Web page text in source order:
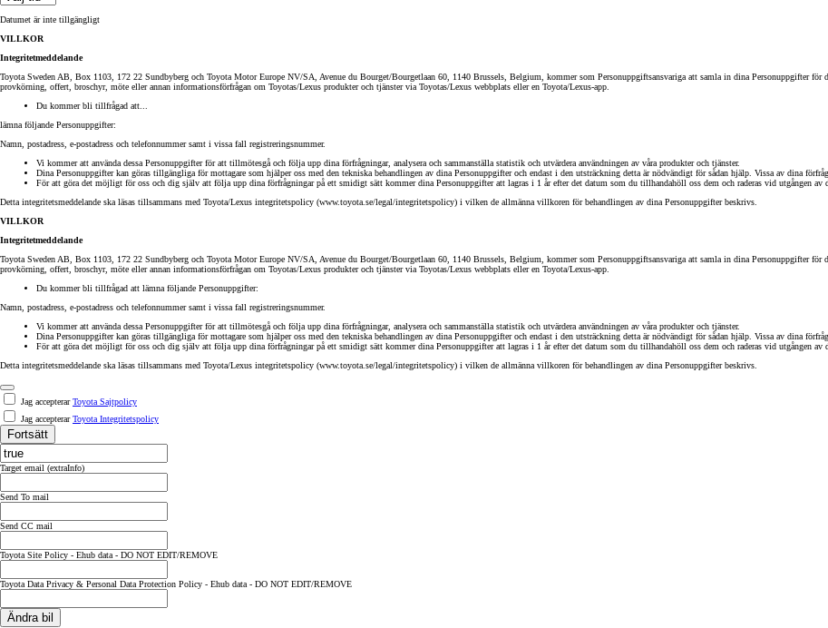
Från 360 900 kr
Från 3 548 kr/mån
Easy Billån
Från 3 450 kr/mån
Easy Billån
Toyota GR Supra
BENSIN
Datumet är inte tillgängligt
VILLKOR
Integritetmeddelande
Toyota Sweden AB, Box 1103, 172 22 Sundbyberg och Toyota Motor Europe NV/SA, Avenue du Bourget/Bourgetlaan 60, 1140 Brussels, Belgium, kommer som Personuppgiftsansvariga att samla in dina Personuppgifter för
provkörning, offert, broschyr, möte eller annan informationsförfrågan om Toyotas/Lexus produkter och tjänster via Toyotas/Lexus webbplats eller en Toyota/Lexus-app.
Du kommer bli tillfrågad att...
lämna följande Personuppgifter:
Namn, postadress, e-postadress och telefonnummer samt i vissa fall registreringsnummer.
Vi kommer att använda dessa Personuppgifter för att tillmötesgå och följa upp dina förfrågningar, analysera och sammanställa statistik och utvärdera användningen av våra produkter och tjänster.
Dina Personuppgifter kan göras tillgängliga för mottagare som hjälper oss med den tekniska behandlingen av dina Personuppgifter och endast i den utsträckning detta är nödvändigt för sådan hjälp. Vissa av dina
För att göra det möjligt för oss och dig själv att följa upp dina förfrågningar på ett smidigt sätt kommer dina Personuppgifter att lagras i 1 år efter det datum som du tillhandahöll oss dem och raderas vid utgången av
Detta integritetsmeddelande ska läsas tillsammans med Toyota/Lexus integritetspolicy (www.toyota.se/legal/integritetspolicy) i vilken de allmänna villkoren för behandlingen av dina Personuppgifter beskrivs.
VILLKOR
Integritetmeddelande
Toyota Sweden AB, Box 1103, 172 22 Sundbyberg och Toyota Motor Europe NV/SA, Avenue du Bourget/Bourgetlaan 60, 1140 Brussels, Belgium, kommer som Personuppgiftsansvariga att samla in dina Personuppgifter för
provkörning, offert, broschyr, möte eller annan informationsförfrågan om Toyotas/Lexus produkter och tjänster via Toyotas/Lexus webbplats eller en Toyota/Lexus-app.
Du kommer bli tillfrågad att lämna följande Personuppgifter:
Namn, postadress, e-postadress och telefonnummer samt i vissa fall registreringsnummer.
Vi kommer att använda dessa Personuppgifter för att tillmötesgå och följa upp dina förfrågningar, analysera och sammanställa statistik och utvärdera användningen av våra produkter och tjänster.
Dina Personuppgifter kan göras tillgängliga för mottagare som hjälper oss med den tekniska behandlingen av dina Personuppgifter och endast i den utsträckning detta är nödvändigt för sådan hjälp. Vissa av dina
För att göra det möjligt för oss och dig själv att följa upp dina förfrågningar på ett smidigt sätt kommer dina Personuppgifter att lagras i 1 år efter det datum som du tillhandahöll oss dem och raderas vid utgången av
Detta integritetsmeddelande ska läsas tillsammans med Toyota/Lexus integritetspolicy (www.toyota.se/legal/integritetspolicy) i vilken de allmänna villkoren för behandlingen av dina Personuppgifter beskrivs.
Jag accepterarToyota Sajtpolicy
Jag accepterarToyota Integritetspolicy
Fortsätt
Target email (extraInfo)
Send To mail
Send CC mail
Toyota Site Policy - Ehub data - DO NOT EDIT/REMOVE
Toyota Data Privacy & Personal Data Protection Policy - Ehub data - DO NOT EDIT/REMOVE
Ändra bil